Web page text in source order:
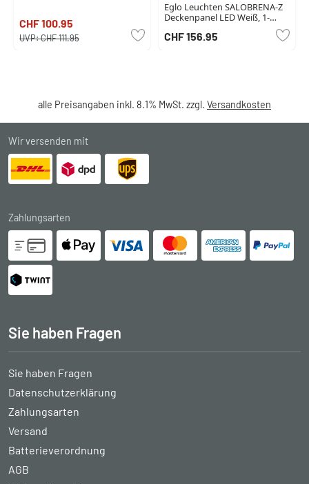
CHF 100.95
UVP:CHF 111.95
Eglo Leuchten SALOBRENA-Z
Deckenpanel LED Weiß, 1-
CHF 156.95
alle Preisangaben inkl. 8.1% MwSt. zzgl. Versandkosten
Wir versenden mit
Zahlungsarten
Sie haben Fragen
Sie haben Fragen
Datenschutzerklärung
Zahlungsarten
Versand
Batterieverordnung
AGB